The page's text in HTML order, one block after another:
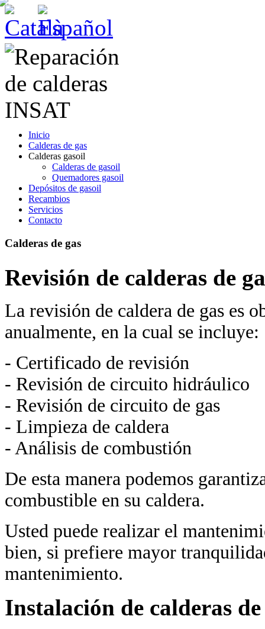
Inicio
Calderas de gas
Calderas gasoil
Calderas de gasoil
Quemadores gasoil
Depósitos de gasoil
Recambios
Servicios
Contacto
Calderas de gas
Revisión de calderas de
La revisión de caldera de gas es
anualmente, en la cual se incluye:
- Certificado de revisión
- Revisión de circuito hidráulico
- Revisión de circuito de gas
- Limpieza de caldera
- Análisis de combustión
De esta manera podemos
combustible en su caldera.
Usted puede realizar el
bien, si prefiere mayor
mantenimiento.
Instalación de calderas de